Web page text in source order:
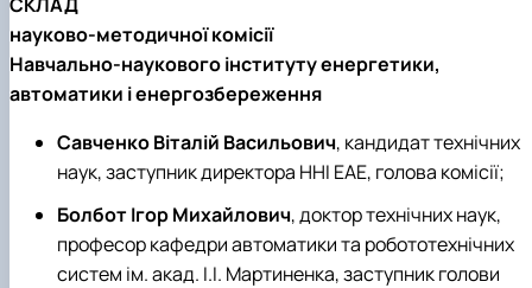
СКЛАД
науково-методичної комісії
Навчально-наукового інституту енергетики,
автоматики і енергозбереження
Савченко Віталій Васильович, кандидат технічних
наук, заступник директора ННІ ЕАЕ, голова комісії;
Болбот Ігор Михайлович, доктор технічних наук,
професор кафедри автоматики та робототехнічних
систем ім. акад. І.І. Мартиненка, заступник голови